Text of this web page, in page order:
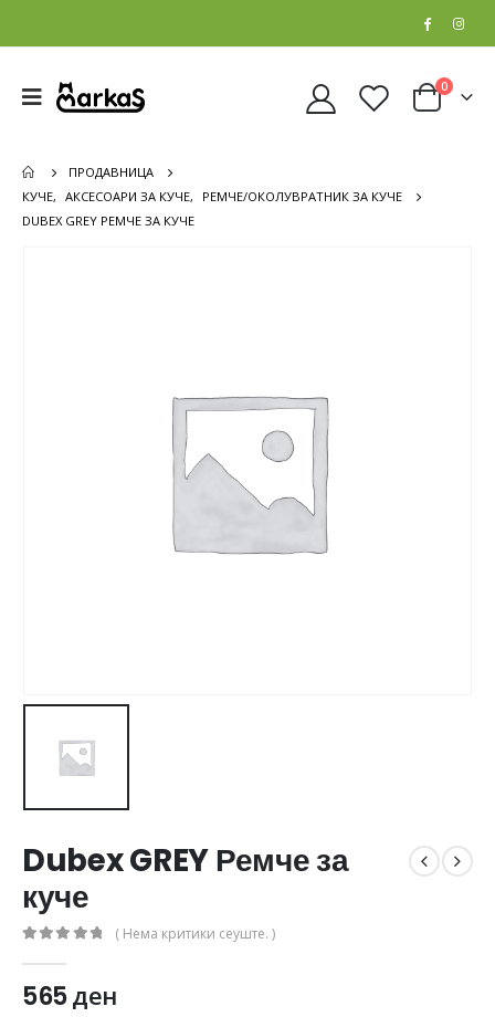
0
ПРОДАВНИЦА
КУЧЕ, АКСЕСОАРИ ЗА КУЧЕ,
РЕМЧЕ/ОКОЛУВРАТНИК ЗА КУЧЕ
DUBEX GREY РЕМЧЕ ЗА КУЧЕ
Dubex GREY Ремче за
куче
( Нема критики сеуште. )
565ден